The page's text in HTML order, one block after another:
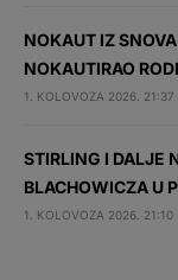
NOKAUT IZ
NOKAUTIRAO
1. KOLOVOZA 2026. 21:37
STIRLING I DALJE
BLACHOWICZA U
1. KOLOVOZA 2026. 21:10